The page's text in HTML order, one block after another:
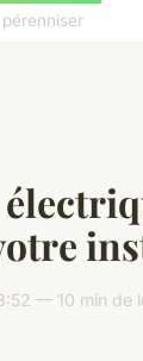
— 10 min de